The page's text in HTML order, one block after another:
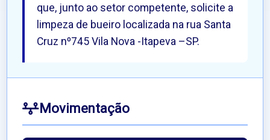
que, junto ao setor competente, solicite a
limpeza de bueiro localizada na rua Santa
Cruz nº745 Vila Nova -Itapeva –SP.
Movimentação